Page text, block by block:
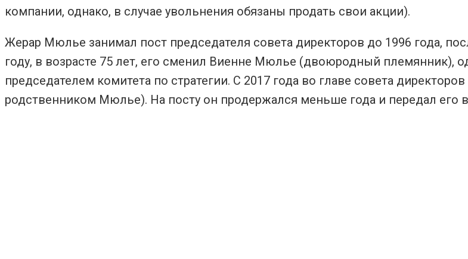
компании, однако, в случае увольнения обязаны продать свои акции).
Жерар Мюлье занимал пост председателя совета директоров до 1996 года,
году, в возрасте 75 лет, его сменил Виенне Мюлье (двоюродный племянник),
председателем комитета по стратегии. С 2017 года во главе совета
родственником Мюлье). На посту он продержался меньше года и передал его